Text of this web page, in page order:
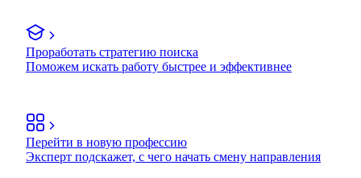
Проработать стратегию поиска
Поможем искать работу быстрее и эффективнее
Перейти в новую профессию
Эксперт подскажет, с чего начать смену направления